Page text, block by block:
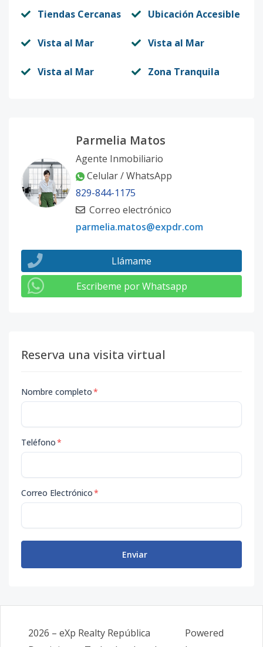
Tiendas Cercanas Ubicación Accesible
Vista al Mar Vista al Mar
Vista al Mar Zona Tranquila
Parmelia Matos
Agente Inmobiliario
Celular / WhatsApp
829-844-1175
Correo electrónico
parmelia.matos@expdr.com
Llámame
Escribeme por Whatsapp
Reserva una visita virtual
Nombre completo*
Teléfono*
Correo Electrónico*
Enviar
2026 – eXp Realty República
Powered